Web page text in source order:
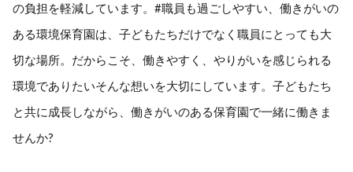
の負担を軽減しています。#職員も過ごしやすい、働きがいの
ある環境保育園は、子どもたちだけでなく職員にとっても大
切な場所。だからこそ、働きやすく、やりがいを感じられる
環境でありたいそんな想いを大切にしています。子どもたち
と共に成長しながら、働きがいのある保育園で一緒に働きま
せんか?